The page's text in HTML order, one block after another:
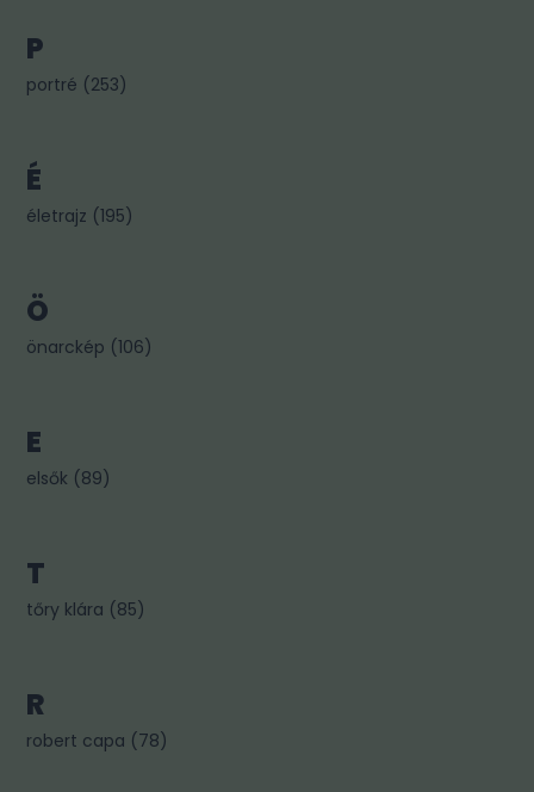
P
portré (253)
É
életrajz (195)
Ö
önarckép (106)
E
elsők (89)
T
tőry klára (85)
R
robert capa (78)